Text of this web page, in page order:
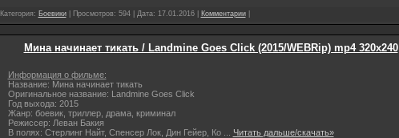
Категория: Боевики| Просмотров: 594 | Дата: 17.01.2016| Комментарии|
Мина начинает тикать / Landmine Goes Click (2015/WEBRip) mp4 320х240
Информация о фильме:
Название: Мина начинает тикать
Оригинальное название: Landmine Goes Click
Год выхода: 2015
Жанр: боевик, триллер, драма, криминал
Режиссер: Леван Бакия
В полях: Стерлинг Найт, Спенсер Лок, Дин Гейер, Ко
Читать дальше/скачать»